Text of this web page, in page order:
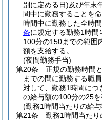
別に定める日)及び年末
間中に勤務することを
時間中に勤務した全時
条に規定する勤務1時間
100分の150までの範囲
額を支給する。
(夜間勤務手当)
第20条
正規の勤務時間
までの間に勤務する職
対して、勤務1時間につ
の給与額の100分の25を
(勤務1時間当たりの給
第21条
勤務1時間当た